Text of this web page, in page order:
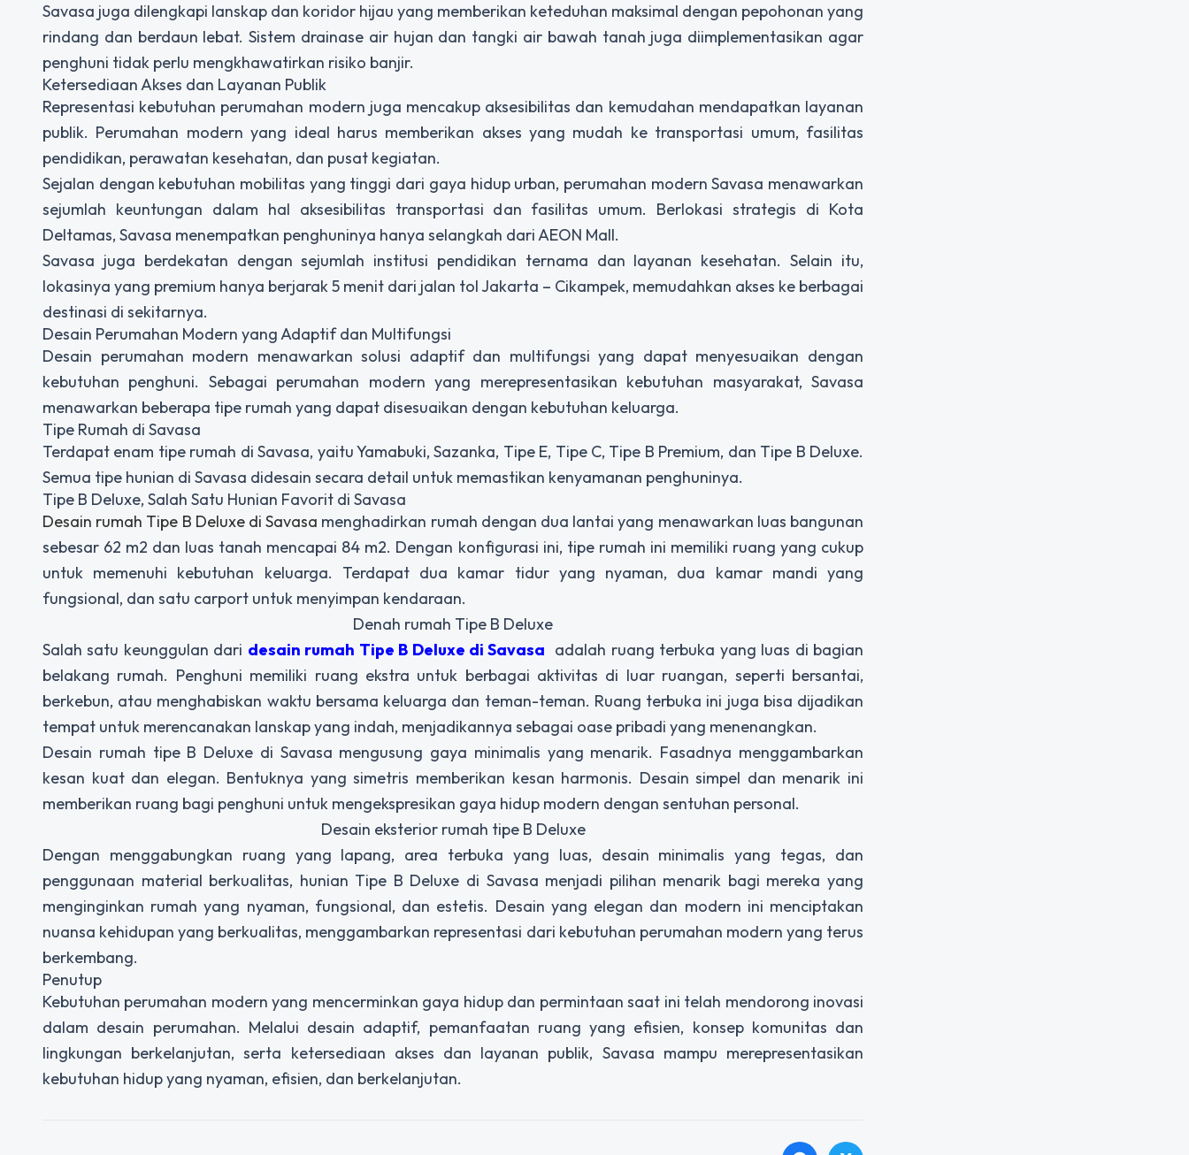
Savasa juga dilengkapi lanskap dan koridor hijau yang memberikan keteduhan maksimal dengan pepohonan yang
rindang dan berdaun lebat. Sistem drainase air hujan dan tangki air bawah tanah juga diimplementasikan agar
penghuni tidak perlu mengkhawatirkan risiko banjir.
Ketersediaan Akses dan Layanan Publik
Representasi kebutuhan perumahan modern juga mencakup aksesibilitas dan kemudahan mendapatkan layanan
publik. Perumahan modern yang ideal harus memberikan akses yang mudah ke transportasi umum, fasilitas
pendidikan, perawatan kesehatan, dan pusat kegiatan.
Sejalan dengan kebutuhan mobilitas yang tinggi dari gaya hidup urban, perumahan modern Savasa menawarkan
sejumlah keuntungan dalam hal aksesibilitas transportasi dan fasilitas umum. Berlokasi strategis di Kota
Deltamas, Savasa menempatkan penghuninya hanya selangkah dari AEON Mall.
Savasa juga berdekatan dengan sejumlah institusi pendidikan ternama dan layanan kesehatan. Selain itu,
lokasinya yang premium hanya berjarak 5 menit dari jalan tol Jakarta – Cikampek, memudahkan akses ke berbagai
destinasi di sekitarnya.
Desain Perumahan Modern yang Adaptif dan Multifungsi
Desain perumahan modern menawarkan solusi adaptif dan multifungsi yang dapat menyesuaikan dengan
kebutuhan penghuni. Sebagai perumahan modern yang merepresentasikan kebutuhan masyarakat, Savasa
menawarkan beberapa tipe rumah yang dapat disesuaikan dengan kebutuhan keluarga.
Tipe Rumah di Savasa
Terdapat enam tipe rumah di Savasa, yaitu Yamabuki, Sazanka, Tipe E, Tipe C, Tipe B Premium, dan Tipe B Deluxe.
Semua tipe hunian di Savasa didesain secara detail untuk memastikan kenyamanan penghuninya.
Tipe B Deluxe, Salah Satu Hunian Favorit di Savasa
Desain rumah Tipe B Deluxe di Savasa menghadirkan rumah dengan dua lantai yang menawarkan luas bangunan
sebesar 62 m2 dan luas tanah mencapai 84 m2. Dengan konfigurasi ini, tipe rumah ini memiliki ruang yang cukup
untuk memenuhi kebutuhan keluarga. Terdapat dua kamar tidur yang nyaman, dua kamar mandi yang
fungsional, dan satu carport untuk menyimpan kendaraan.
Denah rumah Tipe B Deluxe
Salah satu keunggulan dari desain rumah Tipe B Deluxe di Savasa adalah ruang terbuka yang luas di bagian
belakang rumah. Penghuni memiliki ruang ekstra untuk berbagai aktivitas di luar ruangan, seperti bersantai,
berkebun, atau menghabiskan waktu bersama keluarga dan teman-teman. Ruang terbuka ini juga bisa dijadikan
tempat untuk merencanakan lanskap yang indah, menjadikannya sebagai oase pribadi yang menenangkan.
Desain rumah tipe B Deluxe di Savasa mengusung gaya minimalis yang menarik. Fasadnya menggambarkan
kesan kuat dan elegan. Bentuknya yang simetris memberikan kesan harmonis. Desain simpel dan menarik ini
memberikan ruang bagi penghuni untuk mengekspresikan gaya hidup modern dengan sentuhan personal.
Desain eksterior rumah tipe B Deluxe
Dengan menggabungkan ruang yang lapang, area terbuka yang luas, desain minimalis yang tegas, dan
penggunaan material berkualitas, hunian Tipe B Deluxe di Savasa menjadi pilihan menarik bagi mereka yang
menginginkan rumah yang nyaman, fungsional, dan estetis. Desain yang elegan dan modern ini menciptakan
nuansa kehidupan yang berkualitas, menggambarkan representasi dari kebutuhan perumahan modern yang terus
berkembang.
Penutup
Kebutuhan perumahan modern yang mencerminkan gaya hidup dan permintaan saat ini telah mendorong inovasi
dalam desain perumahan. Melalui desain adaptif, pemanfaatan ruang yang efisien, konsep komunitas dan
lingkungan berkelanjutan, serta ketersediaan akses dan layanan publik, Savasa mampu merepresentasikan
kebutuhan hidup yang nyaman, efisien, dan berkelanjutan.